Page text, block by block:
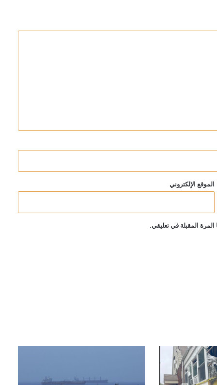
الموقع الإلكتروني
المقبلة في تعليقي.